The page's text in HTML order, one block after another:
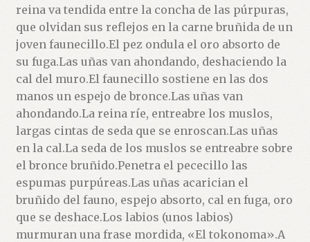
reina va tendida entre la concha de las púrpuras,
que olvidan sus reflejos en la carne bruñida de un
joven faunecillo.El pez ondula el oro absorto de
su fuga.Las uñas van ahondando, deshaciendo la
cal del muro.El faunecillo sostiene en las dos
manos un espejo de bronce.Las uñas van
ahondando.La reina ríe, entreabre los muslos,
largas cintas de seda que se enroscan.Las uñas
en la cal.La seda de los muslos se entreabre sobre
el bronce bruñido.Penetra el pececillo las
espumas purpúreas.Las uñas acarician el
bruñido del fauno, espejo absorto, cal en fuga, oro
que se deshace.Los labios (unos labios)
murmuran una frase mordida, «El tokonoma».A